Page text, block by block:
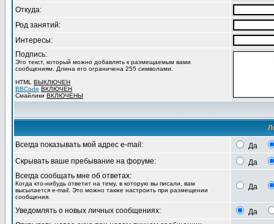
Откуда:
Род занятий:
Интересы:
Подпись:
Это текст, который можно добавлять к размещаемым вами
сообщениям. Длина его ограничена 255 символами.
HTML ВЫКЛЮЧЕН
BBCode ВКЛЮЧЕН
Смайлики ВКЛЮЧЕНЫ
Всегда показывать мой адрес e-mail:
Да
Скрывать ваше пребывание на форуме:
Да
Всегда сообщать мне об ответах:
Когда кто-нибудь ответит на тему, в которую вы писали, вам
высылается e-mail. Это можно также настроить при размещении
сообщения.
Да
Уведомлять о новых личных сообщениях:
Да